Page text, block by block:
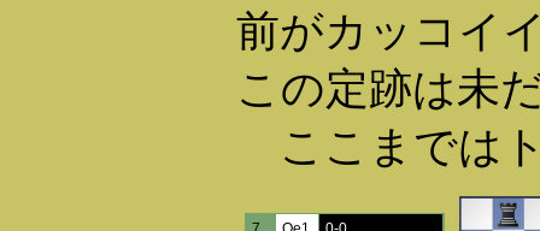
前がカッコイ
この定跡は未
ここまでは